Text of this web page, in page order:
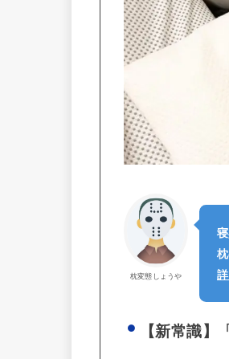
枕変態しょうや
【新常識】